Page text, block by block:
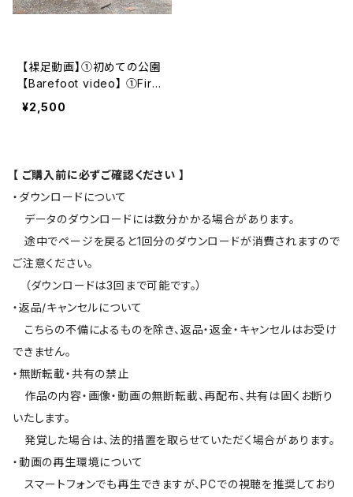
【裸足動画】①初めての公園
【Barefoot video】 ①First
time at the park
¥2,500
【 ご購入前に必ずご確認ください 】
・ダウンロードについて
データのダウンロードには数分かかる場合があります。
途中でページを戻ると1回分のダウンロードが消費されますので
ご注意ください。
（ダウンロードは3回まで可能です。）
・返品/キャンセルについて
こちらの不備によるものを除き、返品・返金・キャンセルはお受け
できません。
・無断転載・共有の禁止
作品の内容・画像・動画の無断転載、再配布、共有は固くお断り
いたします。
発覚した場合は、法的措置を取らせていただく場合があります。
・動画の再生環境について
スマートフォンでも再生できますが、PCでの視聴を推奨しており